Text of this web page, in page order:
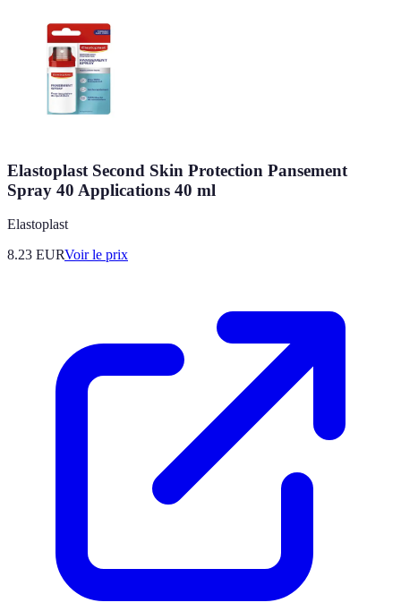
Elastoplast Second Skin Protection Pansement
Spray 40 Applications 40 ml
Elastoplast
8.23 EURVoir le prix